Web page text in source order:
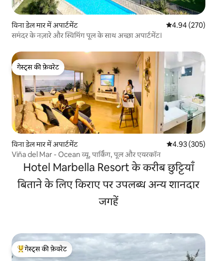
विना डेल मार में अपार्टमेंट औसत रेटिंग 5 में से
4.94 (270)
समंदर के नज़ारे और स्विमिंग पूल के साथ अच्छा अपार्टमेंट।
गेस्ट्स की फ़ेवरेट
गेस्ट्स की फ़ेवरेट
विना डेल मार में अपार्टमेंट औसत रेटिंग 5 में से
4.93 (305)
Viña del Mar - Ocean व्यू, पार्किंग, पूल और एयरकॉन
Hotel Marbella Resort के करीब छुट्टियाँ
बिताने के लिए किराए पर उपलब्ध अन्य शानदार
जगहें
गेस्ट्स का टॉप फ़ेवरेट
गेस्ट्स की फ़ेवरेट